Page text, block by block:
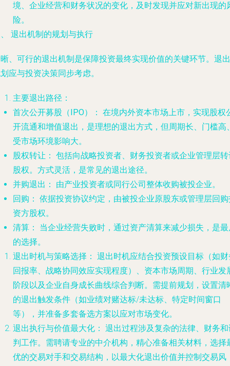
境、企业经营和财务状况的变化，及时发现并应对新出现的
险。
退出机制的规划与执行
、可行的退出机制是保障投资最终实现价值的关键环节。退出
应与投资决策同步考虑。
主要退出路径：
首次公开募股（IPO）： 在境内外资本市场上市，实现股权
开流通和增值退出，是理想的退出方式，但周期长、门槛高
受市场环境影响大。
股权转让： 包括向战略投资者、财务投资者或企业管理层
股权。方式灵活，是常见的退出途径。
并购退出：
由产业投资者或同行公司整体收购被投企业。
回购： 依据投资协议约定，由被投企业原股东或管理层回
资方股权。
清算：
当企业经营失败时，通过资产清算来减少损失，是
的选择。
退出时机与策略选择： 退出时机应结合投资预设目标（如
回报率、战略协同效应实现程度）、资本市场周期、行业发
阶段以及企业自身成长曲线综合判断。需提前规划，设置清
的退出触发条件（如业绩对赌达标/未达标、特定时间窗口
等），并准备多套备选方案以应对市场变化。
退出执行与价值最大化： 退出过程涉及复杂的法律、财务
判工作。需聘请专业的中介机构，精心准备相关材料，选择
优的交易对手和交易结构，以最大化退出价值并控制交易风